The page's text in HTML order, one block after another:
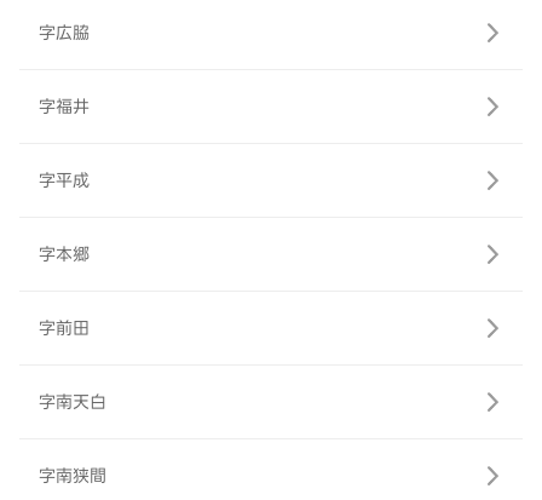
字広脇
字福井
字平成
字本郷
字前田
字南天白
字南狭間